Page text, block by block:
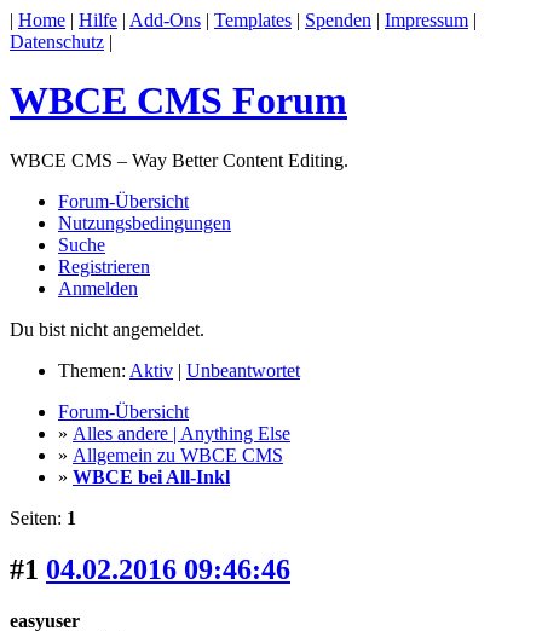
| Home | Hilfe | Add-Ons | Templates | Spenden | Impressum |
Datenschutz |
WBCE CMS Forum
WBCE CMS – Way Better Content Editing.
Forum-Übersicht
Nutzungsbedingungen
Suche
Registrieren
Anmelden
Du bist nicht angemeldet.
Themen: Aktiv | Unbeantwortet
Forum-Übersicht
» Alles andere | Anything Else
» Allgemein zu WBCE CMS
» WBCE bei All-Inkl
Seiten: 1
#1 04.02.2016 09:46:46
easyuser